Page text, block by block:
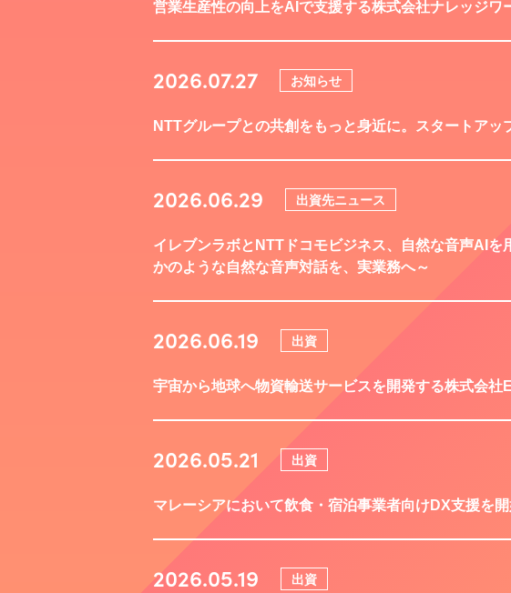
営業生産性の向上をAIで支援する株式会社ナレッジワ
2026.07.27 お知らせ
NTTグループとの共創をもっと身近に。スタートア
2026.06.29 出資先ニュース
イレブンラボとNTTドコモビジネス、自然な音声AI
かのような自然な音声対話を、実業務へ～
2026.06.19 出資
宇宙から地球へ物資輸送サービスを開発する株式会
2026.05.21 出資
マレーシアにおいて飲食・宿泊事業者向けDX支援を
2026.05.19 出資